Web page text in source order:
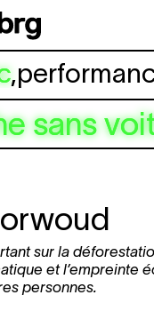
,
sans
sur la
et l’empreinte
personnes.